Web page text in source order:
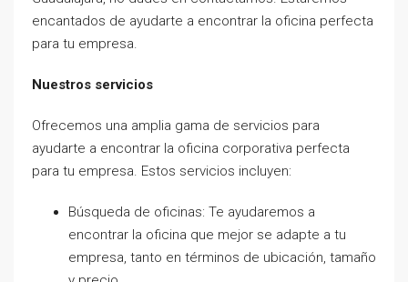
encantados de ayudarte a encontrar la oficina perfecta
para tu empresa.
Nuestros servicios
Ofrecemos una amplia gama de servicios para
ayudarte a encontrar la oficina corporativa perfecta
para tu empresa. Estos servicios incluyen:
Búsqueda de oficinas: Te ayudaremos a
encontrar la oficina que mejor se adapte a tu
empresa, tanto en términos de ubicación, tamaño